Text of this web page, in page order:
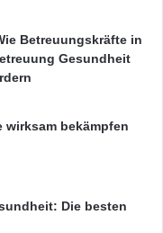
Betreuungskräfte in
Gesundheit
wirksam bekämpfen
Die besten